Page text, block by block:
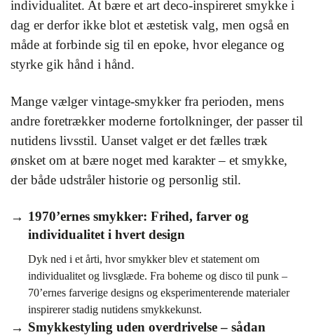
individualitet. At bære et art deco-inspireret smykke i
dag er derfor ikke blot et æstetisk valg, men også en
måde at forbinde sig til en epoke, hvor elegance og
styrke gik hånd i hånd.
Mange vælger vintage-smykker fra perioden, mens
andre foretrækker moderne fortolkninger, der passer til
nutidens livsstil. Uanset valget er det fælles træk
ønsket om at bære noget med karakter – et smykke,
der både udstråler historie og personlig stil.
1970’ernes smykker: Frihed, farver og
individualitet i hvert design
Dyk ned i et årti, hvor smykker blev et statement om
individualitet og livsglæde. Fra boheme og disco til punk –
70’ernes farverige designs og eksperimenterende materialer
inspirerer stadig nutidens smykkekunst.
Smykkestyling uden overdrivelse – sådan